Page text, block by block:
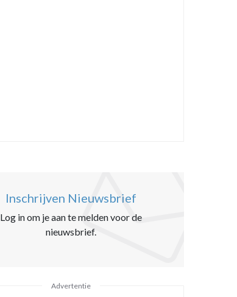
Inschrijven Nieuwsbrief
Log in om je aan te melden voor de
nieuwsbrief.
Advertentie